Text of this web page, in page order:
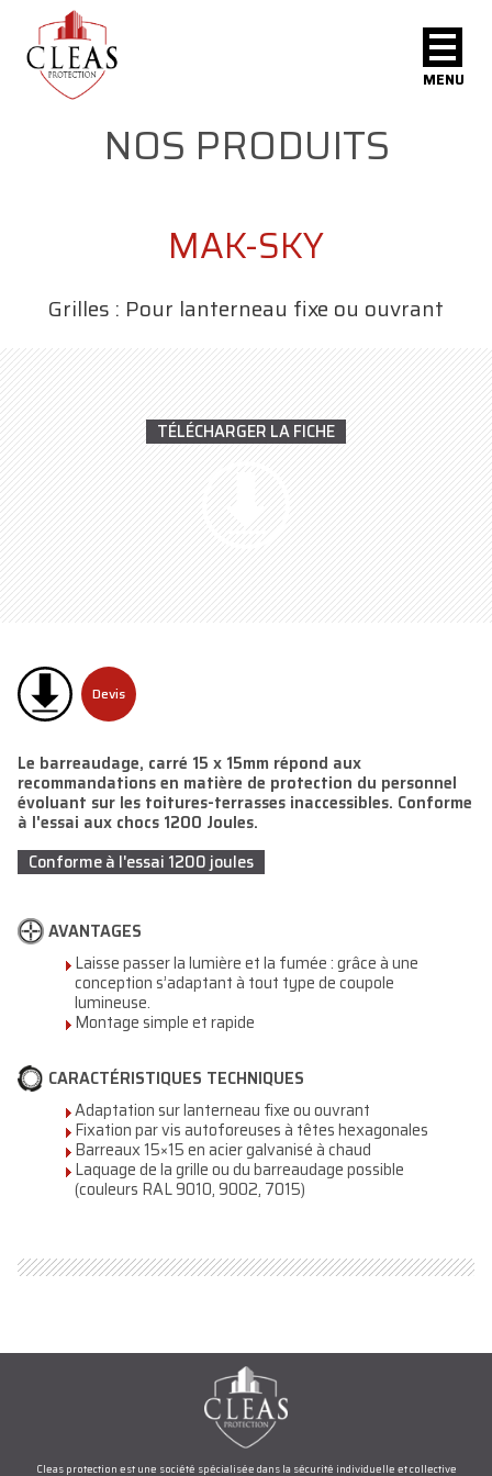
MENU
NOS PRODUITS
MAK-SKY
Grilles : Pour lanterneau fixe ou ouvrant
TÉLÉCHARGER LA FICHE
Devis
Le barreaudage, carré 15 x 15mm répond aux
recommandations en matière de protection du personnel
évoluant sur les toitures-terrasses inaccessibles. Conforme
à l'essai aux chocs 1200 Joules.
Conforme à l'essai 1200 joules
AVANTAGES
Laisse passer la lumière et la fumée : grâce à une
conception s’adaptant à tout type de coupole
lumineuse.
Montage simple et rapide
CARACTÉRISTIQUES TECHNIQUES
Adaptation sur lanterneau fixe ou ouvrant
Fixation par vis autoforeuses à têtes hexagonales
Barreaux 15×15 en acier galvanisé à chaud
Laquage de la grille ou du barreaudage possible
(couleurs RAL 9010, 9002, 7015)
Cleas protection est une société spécialisée dans la sécurité individuelle et collective